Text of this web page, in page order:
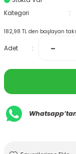
Kategori
182,98 TL den başlayan
Adet